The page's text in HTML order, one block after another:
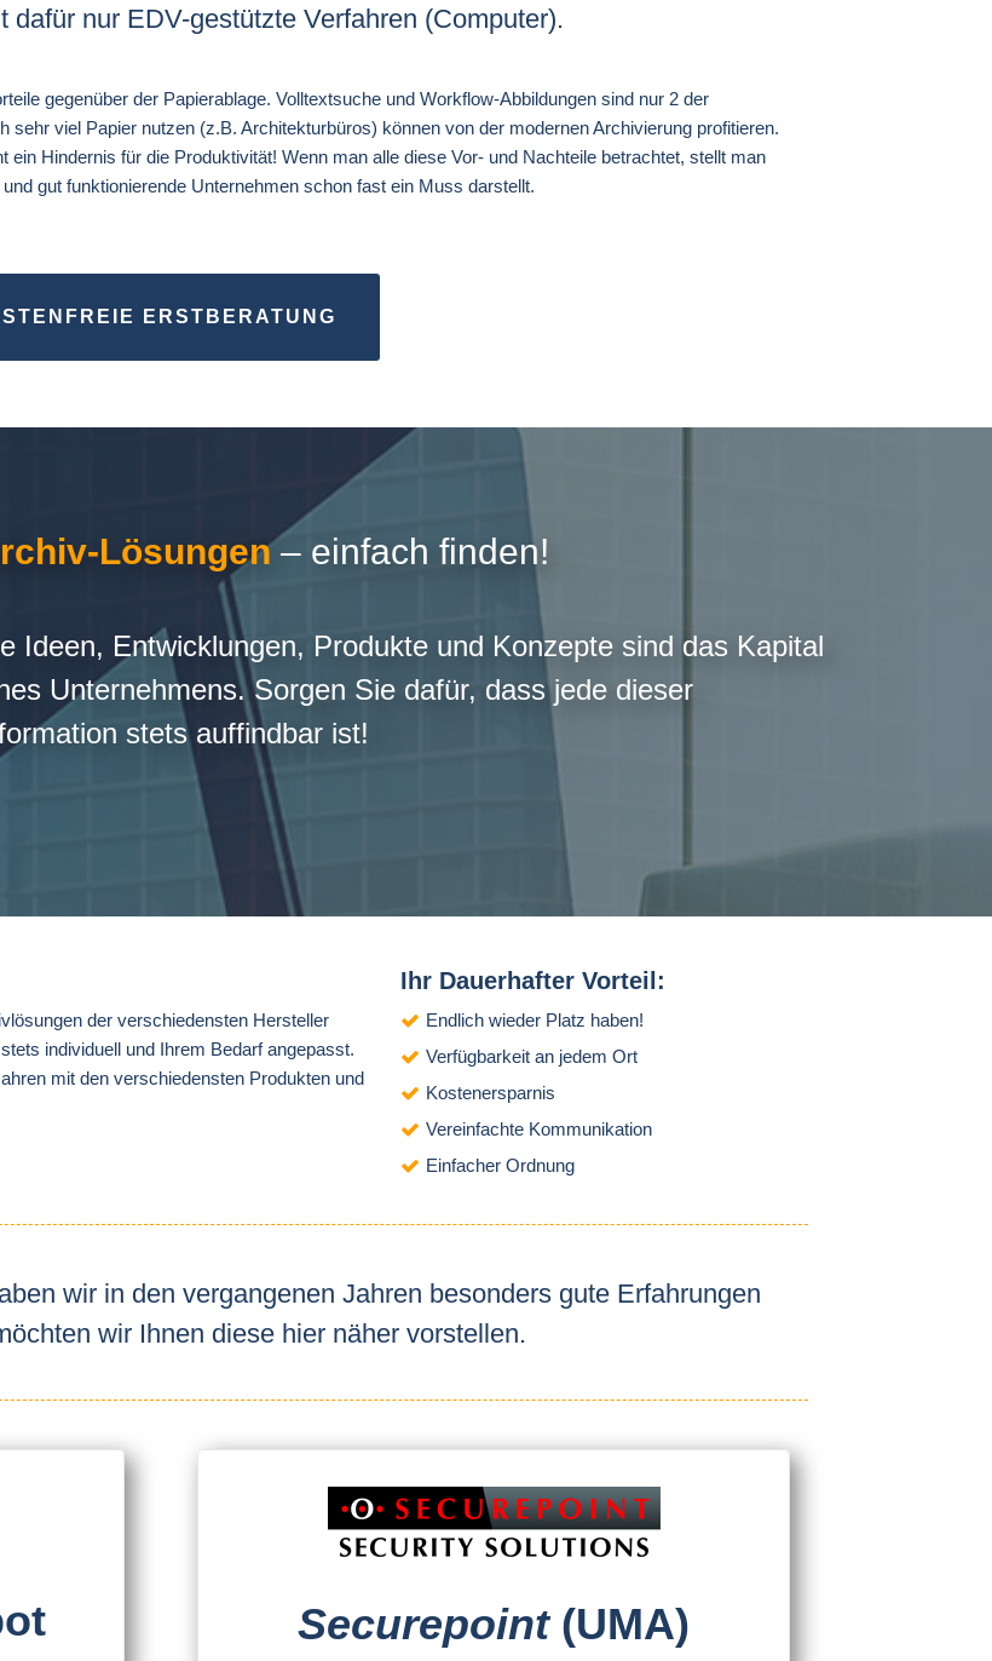
dafür nur EDV-gestützte Verfahren (Computer).
gegenüber der Papierablage. Volltextsuche und Workflow-Abbildungen sind nur 2 der
viel Papier nutzen (z.B. Architekturbüros) können von der modernen Archivierung profitieren.
Hindernis für die Produktivität! Wenn man alle diese Vor- und Nachteile betrachtet, stellt man
gut funktionierende Unternehmen schon fast ein Muss darstellt.
ERSTBERATUNG
Lösungen– einfach finden!
Ideen, Entwicklungen, Produkte und Konzepte sind das Kapital
Unternehmens. Sorgen Sie dafür, dass jede dieser
stets auffindbar ist!
der verschiedensten Hersteller
individuell und Ihrem Bedarf angepasst.
mit den verschiedensten Produkten und
Ihr Dauerhafter Vorteil:
Endlich wieder Platz haben!
Verfügbarkeit an jedem Ort
Kostenersparnis
Vereinfachte Kommunikation
Einfacher Ordnung
wir in den vergangenen Jahren besonders gute Erfahrungen
wir Ihnen diese hier näher vorstellen.
Securepoint (UMA)